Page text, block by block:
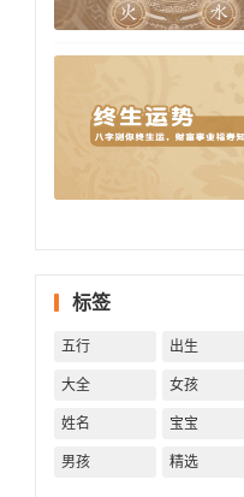
标签
五行 出生
大全 女孩
姓名 宝宝
男孩 精选